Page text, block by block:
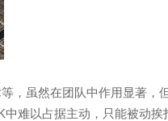
，虽然在团队中作用显著，
难以占据主动，只能被动挨